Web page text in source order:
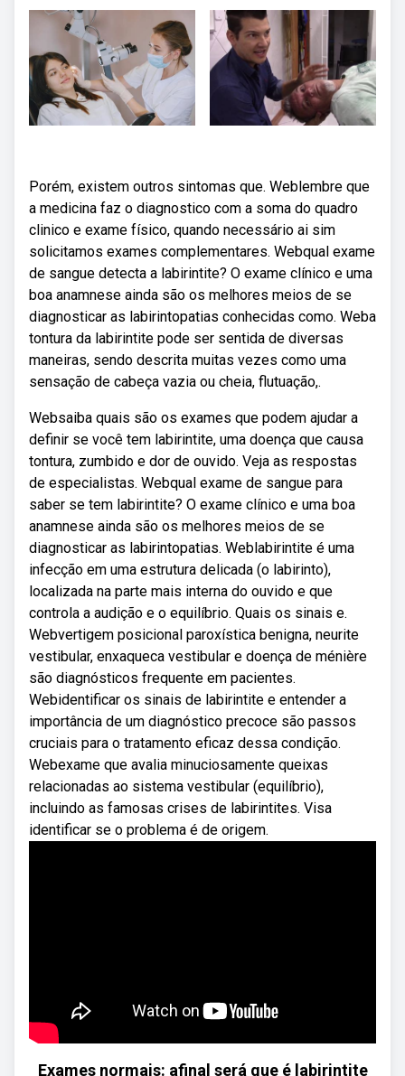
Porém, existem outros sintomas que. Weblembre que
a medicina faz o diagnostico com a soma do quadro
clinico e exame físico, quando necessário ai sim
solicitamos exames complementares. Webqual exame
de sangue detecta a labirintite? O exame clínico e uma
boa anamnese ainda são os melhores meios de se
diagnosticar as labirintopatias conhecidas como. Weba
tontura da labirintite pode ser sentida de diversas
maneiras, sendo descrita muitas vezes como uma
sensação de cabeça vazia ou cheia, flutuação,.
Websaiba quais são os exames que podem ajudar a
definir se você tem labirintite, uma doença que causa
tontura, zumbido e dor de ouvido. Veja as respostas
de especialistas. Webqual exame de sangue para
saber se tem labirintite? O exame clínico e uma boa
anamnese ainda são os melhores meios de se
diagnosticar as labirintopatias. Weblabirintite é uma
infecção em uma estrutura delicada (o labirinto),
localizada na parte mais interna do ouvido e que
controla a audição e o equilíbrio. Quais os sinais e.
Webvertigem posicional paroxística benigna, neurite
vestibular, enxaqueca vestibular e doença de ménière
são diagnósticos frequente em pacientes.
Webidentificar os sinais de labirintite e entender a
importância de um diagnóstico precoce são passos
cruciais para o tratamento eficaz dessa condição.
Webexame que avalia minuciosamente queixas
relacionadas ao sistema vestibular (equilíbrio),
incluindo as famosas crises de labirintites. Visa
identificar se o problema é de origem.
Exames normais: afinal será que é labirintite